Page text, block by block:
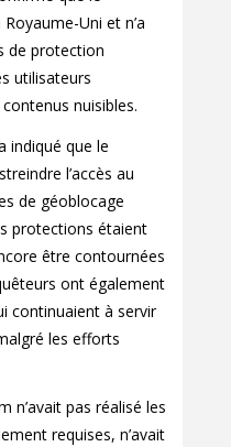
Uni et n’a
de protection
utilisateurs
nuisibles.
indiqué que le
l’accès au
de géoblocage
protections étaient
être contournées
ont également
continuaient à servir
les efforts
n’avait pas réalisé les
requises, n’avait